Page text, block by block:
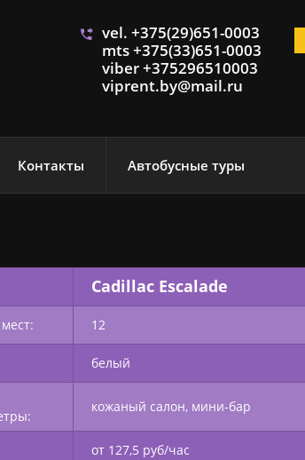
vel. +375(29)651-0003
mts +375(33)651-0003
viber +375296510003
viprent.by@mail.ru
Контакты Автобусные туры
Cadillac Escalade
12
белый
кожаный салон, мини-бар
от 127,5 руб/час